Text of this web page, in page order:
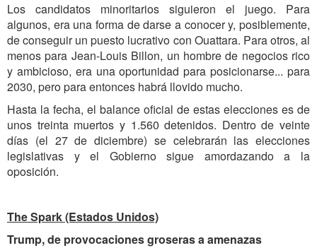
Los candidatos minoritarios siguieron el juego. Para
algunos, era una forma de darse a conocer y, posiblemente,
de conseguir un puesto lucrativo con Ouattara. Para otros, al
menos para Jean-Louis Billon, un hombre de negocios rico
y ambicioso, era una oportunidad para posicionarse... para
2030, pero para entonces habrá llovido mucho.
Hasta la fecha, el balance oficial de estas elecciones es de
unos treinta muertos y 1.560 detenidos. Dentro de veinte
días (el 27 de diciembre) se celebrarán las elecciones
legislativas y el Gobierno sigue amordazando a la
oposición.
The Spark (Estados Unidos)
Trump, de provocaciones groseras a amenazas